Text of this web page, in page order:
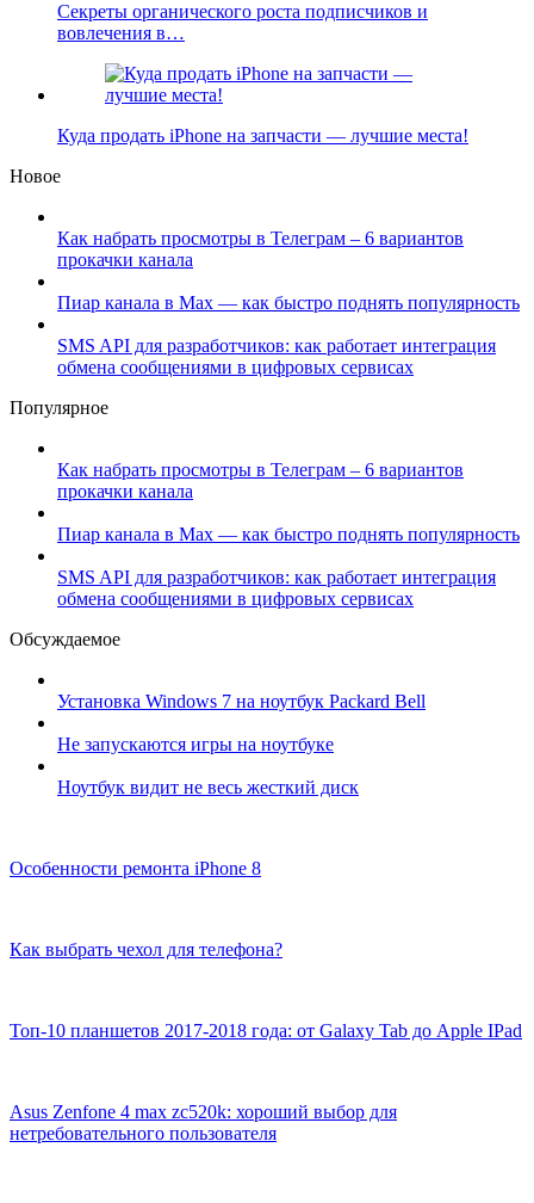
Секреты органического роста подписчиков и
вовлечения в…
Куда продать iPhone на запчасти — лучшие места!
Новое
Как набрать просмотры в Телеграм – 6 вариантов
прокачки канала
Пиар канала в Max — как быстро поднять популярность
SMS API для разработчиков: как работает интеграция
обмена сообщениями в цифровых сервисах
Популярное
Как набрать просмотры в Телеграм – 6 вариантов
прокачки канала
Пиар канала в Max — как быстро поднять популярность
SMS API для разработчиков: как работает интеграция
обмена сообщениями в цифровых сервисах
Обсуждаемое
Установка Windows 7 на ноутбук Packard Bell
Не запускаются игры на ноутбуке
Ноутбук видит не весь жесткий диск
Особенности ремонта iPhone 8
Как выбрать чехол для телефона?
Топ-10 планшетов 2017-2018 года: от Galaxy Tab до Apple IPad
Asus Zenfone 4 max zc520k: хороший выбор для
нетребовательного пользователя